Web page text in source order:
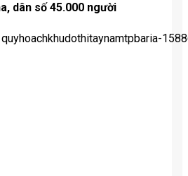
dân số 45.000 người